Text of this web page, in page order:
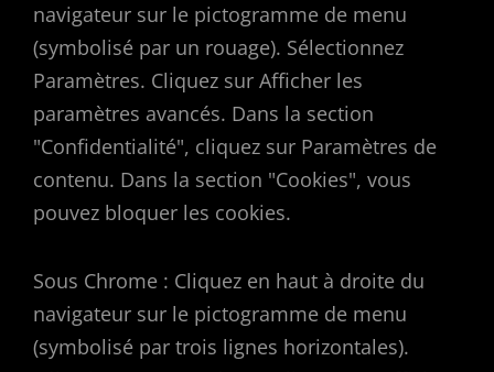
navigateur sur le pictogramme de menu
(symbolisé par un rouage). Sélectionnez
Paramètres. Cliquez sur Afficher les
paramètres avancés. Dans la section
"Confidentialité", cliquez sur Paramètres de
contenu. Dans la section "Cookies", vous
pouvez bloquer les cookies.
Sous Chrome : Cliquez en haut à droite du
navigateur sur le pictogramme de menu
(symbolisé par trois lignes horizontales).